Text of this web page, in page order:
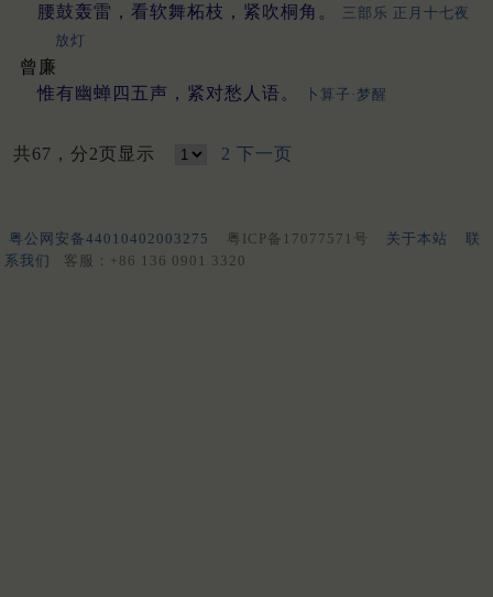
腰鼓轰雷，看软舞柘枝，紧吹桐角。
三部乐 正月十七夜
放灯
曾廉
惟有幽蝉四五声，紧对愁人语。
卜算子·梦醒
共67，分2页显示 2 下一页
粤公网安备44010402003275 粤ICP备17077571号 关于本站
联
系我们
客服：+86 136 0901 3320